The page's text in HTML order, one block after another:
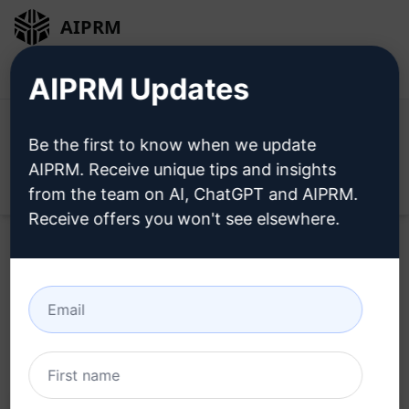
AIPRM
Home / AI Prompts / Copywriting Prompts / Writing
Prompts
/
119
0 69
AIPRM Updates
Be the first to know when we update
AIPRM. Receive unique tips and insights
from the team on AI, ChatGPT and AIPRM.
Receive offers you won't see elsewhere.